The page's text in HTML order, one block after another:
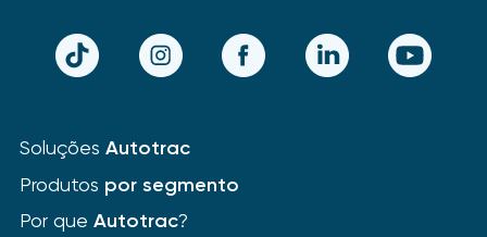
TikTok Instagram Facebook LinkedIn YouTube
Soluções Autotrac
Produtos por segmento
Por que Autotrac?